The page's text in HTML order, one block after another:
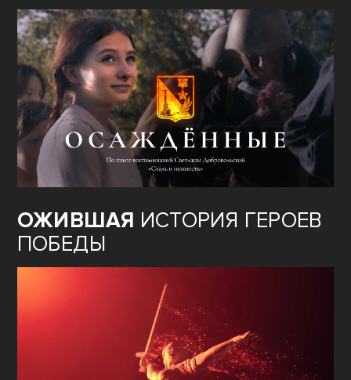
ОЖИВШАЯ ИСТОРИЯ ГЕРОЕВ
ПОБЕДЫ